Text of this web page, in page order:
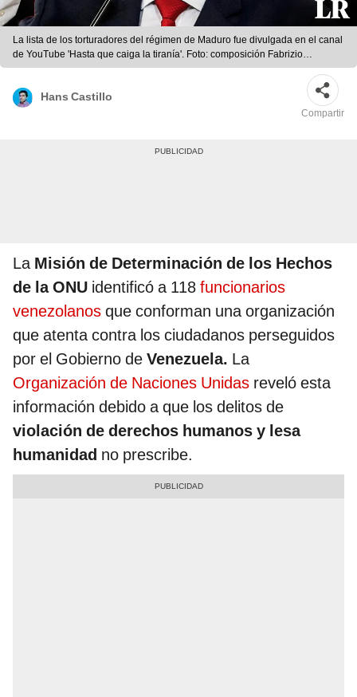
La lista de los torturadores del régimen de Maduro fue divulgada en el canal
de YouTube 'Hasta que caiga la tiranía'. Foto: composición Fabrizio
Oviedo/LR/AFP
Hans Castillo
Compartir
La Misión de Determinación de los Hechos
de la ONU identificó a 118 funcionarios
venezolanos que conforman una organización
que atenta contra los ciudadanos perseguidos
por el Gobierno de Venezuela. La
Organización de Naciones Unidas reveló esta
información debido a que los delitos de
violación de derechos humanos y lesa
humanidad no prescribe.